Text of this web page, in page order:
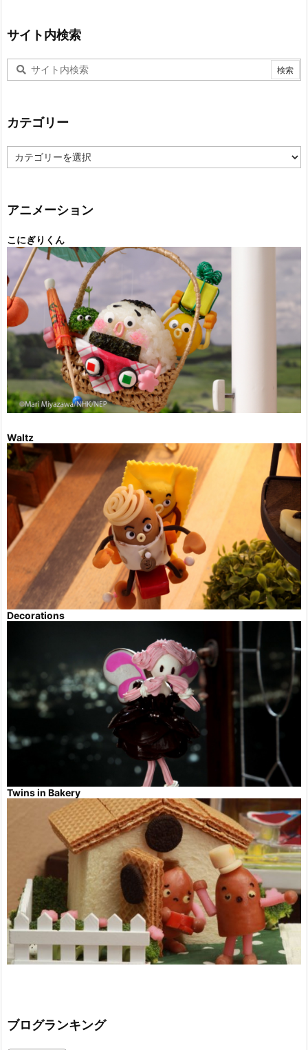
サイト内検索
カテゴリー
テ
ー
アニメーション
こにぎりくん
Waltz
Decorations
Twins in Bakery
ブログランキング